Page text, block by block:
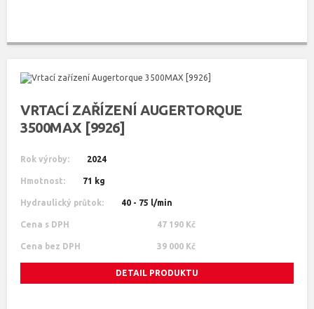
VRTACÍ ZAŘÍZENÍ AUGERTORQUE
3500MAX [9926]
Rok výroby: 2024
Hmotnost: 71 kg
Hydraulický průtok: 40 - 75 l/min
Cena s DPH 47 190 Kč
Cena bez DPH 39 000 Kč
DETAIL PRODUKTU